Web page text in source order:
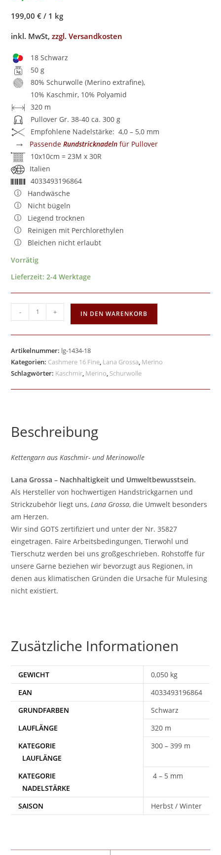
199,00 € / 1 kg
inkl. MwSt,zzgl. Versandkosten
18 Schwarz
50 g
80% Schurwolle (Merino extrafine),
10% Kaschmir, 10% Polyamid
320 m
Pullover Gr. 38-40 ca. 300 g
Empfohlene Nadelstärke: 4,0 – 5,0 mm
→ PassendeRundstricknadeln für Pullover
10x10cm = 23M x 30R
Italien
4033493196864
Handwäsche
Nicht bügeln
Liegend trocknen
Reinigen mit Perchlorethylen
Bleichen nicht erlaubt
Vorrätig
Lieferzeit:2-4 Werktage
- + IN DEN WARENKORB
Artikelnummer: lg-1434-18
Kategorien: Cashmere 16 Fine, Lana Grossa, Merino
Schlagwörter: Kaschmir, Merino, Schurwolle
Beschreibung
Kettengarn aus Kaschmir- und Merinowolle
Lana Grossa – Nachhaltigkeit und Umweltbewusstsein.
Als Hersteller von hochwertigen Handstrickgarnen und
Strickzubehör liegt uns,Lana Grossa, die Umwelt besonders
am Herzen.
Wir sind GOTS zertifiziert und unter der Nr. 35827
eingetragen. Faire Arbeitsbedingungen, Tierwohl und
Tierschutz werden bei uns großgeschrieben. Rohstoffe für
unsere Garne beziehen wir bevorzugt aus Regionen, in
denen aus klimatischen Gründen die Ursache für Mulesing
nicht existiert.
Zusätzliche Informationen
GEWICHT
0,050 kg
EAN
4033493196864
Schwarz
320 m
300 – 399 m
4 – 5 mm
SAISON Herbst / Winter